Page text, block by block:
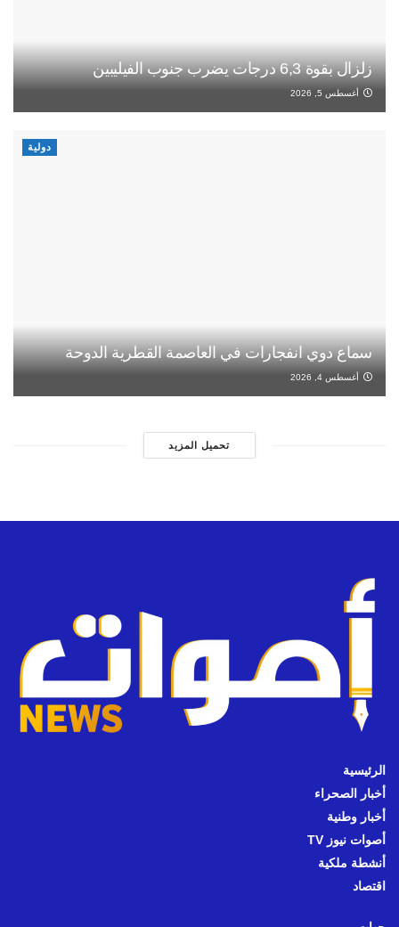
زلزال بقوة 6,3 درجات يضرب جنوب الفيليبين
أغسطس 5, 2026
دولية
سماع دوي انفجارات في العاصمة القطرية الدوحة
أغسطس 4, 2026
تحميل المزيد
الرئيسية
أخبار الصحراء
أخبار وطنية
أصوات نيوز TV
أنشطة ملكية
اقتصاد